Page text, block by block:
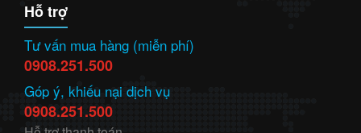
Hỗ trợ
Tư vấn mua hàng (miễn phí)
0908.251.500
Góp ý, khiếu nại dịch vụ
0908.251.500